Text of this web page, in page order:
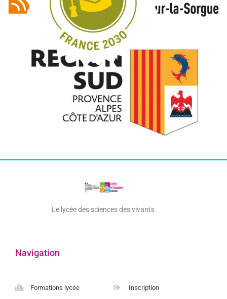
Le lycée des sciences des vivants
Navigation
Formations lycée Inscription